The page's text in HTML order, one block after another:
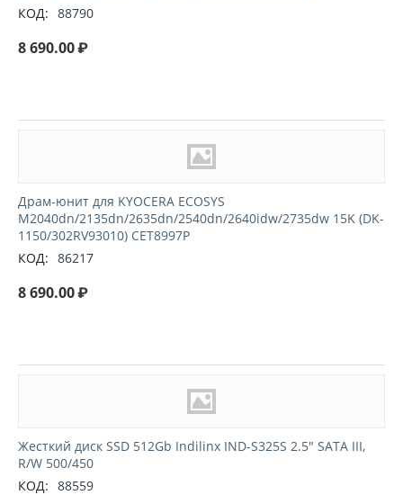
КОД: 88790
8 690.00₽
Драм-юнит для KYOCERA ECOSYS
M2040dn/2135dn/2635dn/2540dn/2640idw/2735dw 15K (DK-
1150/302RV93010) CET8997P
КОД: 86217
8 690.00₽
Жесткий диск SSD 512Gb Indilinx IND-S325S 2.5" SATA III,
R/W 500/450
КОД: 88559